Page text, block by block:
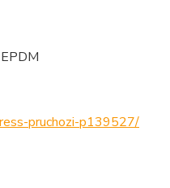
pruchozi-p139527/